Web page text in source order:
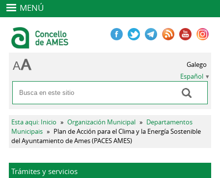
MENÚ
Formulario de búsqueda
Buscar
Galego
Español
Se encuentra usted aquí
Esta aqui: Inicio » Organización Municipal » Departamentos
Municipais » Plan de Acción para el Clima y la Energía Sostenible
del Ayuntamiento de Ames (PACES AMES)
Trámites y servicios